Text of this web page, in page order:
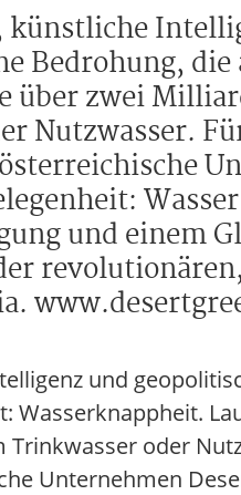
die
über zwei
Nutzwasser.
und einem
und
oder
Unternehmen